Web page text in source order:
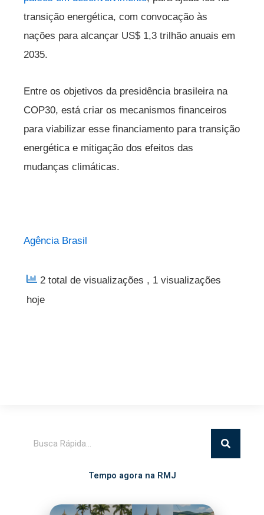
transição energética, com convocação às
nações para alcançar US$ 1,3 trilhão anuais em
2035.
Entre os objetivos da presidência brasileira na
COP30, está criar os mecanismos financeiros
para viabilizar esse financiamento para transição
energética e mitigação dos efeitos das
mudanças climáticas.
Agência Brasil
2 total de visualizações , 1 visualizações
hoje
Tempo agora na RMJ